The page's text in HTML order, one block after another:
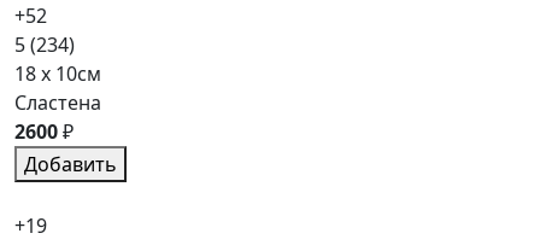
+52
5(234)
18 x 10см
Сластена
2600₽
Добавить
+19